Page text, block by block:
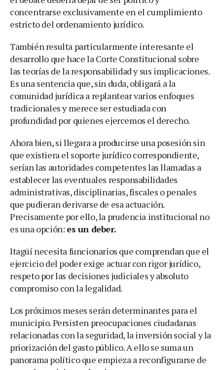
concentrarse exclusivamente en el cumplimiento
estricto del ordenamiento jurídico.
También resulta particularmente interesante el
desarrollo que hace la Corte Constitucional sobre
las teorías de la responsabilidad y sus implicaciones.
Es una sentencia que, sin duda, obligará a la
comunidad jurídica a replantear varios enfoques
tradicionales y merece ser estudiada con
profundidad por quienes ejercemos el derecho.
Ahora bien, si llegara a producirse una posesión sin
que existiera el soporte jurídico correspondiente,
serían las autoridades competentes las llamadas a
establecer las eventuales responsabilidades
administrativas, disciplinarias, fiscales o penales
que pudieran derivarse de esa actuación.
Precisamente por ello, la prudencia institucional no
es una opción: es un deber.
Itagüí necesita funcionarios que comprendan que el
ejercicio del poder exige actuar con rigor jurídico,
respeto por las decisiones judiciales y absoluto
compromiso con la legalidad.
Los próximos meses serán determinantes para el
municipio. Persisten preocupaciones ciudadanas
relacionadas con la seguridad, la inversión social y la
priorización del gasto público. A ello se suma un
panorama político que empieza a reconfigurarse de